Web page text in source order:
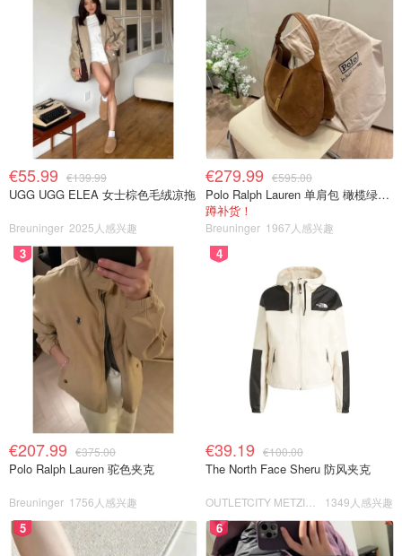
€55.99 €139.99
UGG UGG ELEA 女士棕色毛绒凉拖
Breuninger 2025人感兴趣
€279.99 €595.00
Polo Ralph Lauren 单肩包 橄榄绿金色
蹲补货！
Breuninger 1967人感兴趣
3
€207.99 €375.00
Polo Ralph Lauren 驼色夹克
Breuninger 1756人感兴趣
4
€39.19 €100.00
The North Face Sheru 防风夹克
1349人感兴趣
5 6